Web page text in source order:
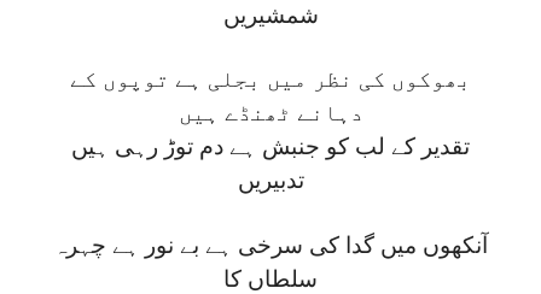
شمشیریں
بھوکوں کی نظر میں بجلی ہے توپوں کے
دہانے ٹھنڈے ہیں
تقدیر کے لب کو جنبش ہے دم توڑ رہی ہیں
تدبیریں
آنکھوں میں گدا کی سرخی ہے بے نور ہے چہرہ
سلطاں کا